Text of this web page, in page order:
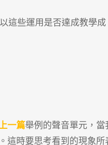
這些運用是否達成教學成
上一篇舉例的聲音單元，當
這時要思考看到的現象所